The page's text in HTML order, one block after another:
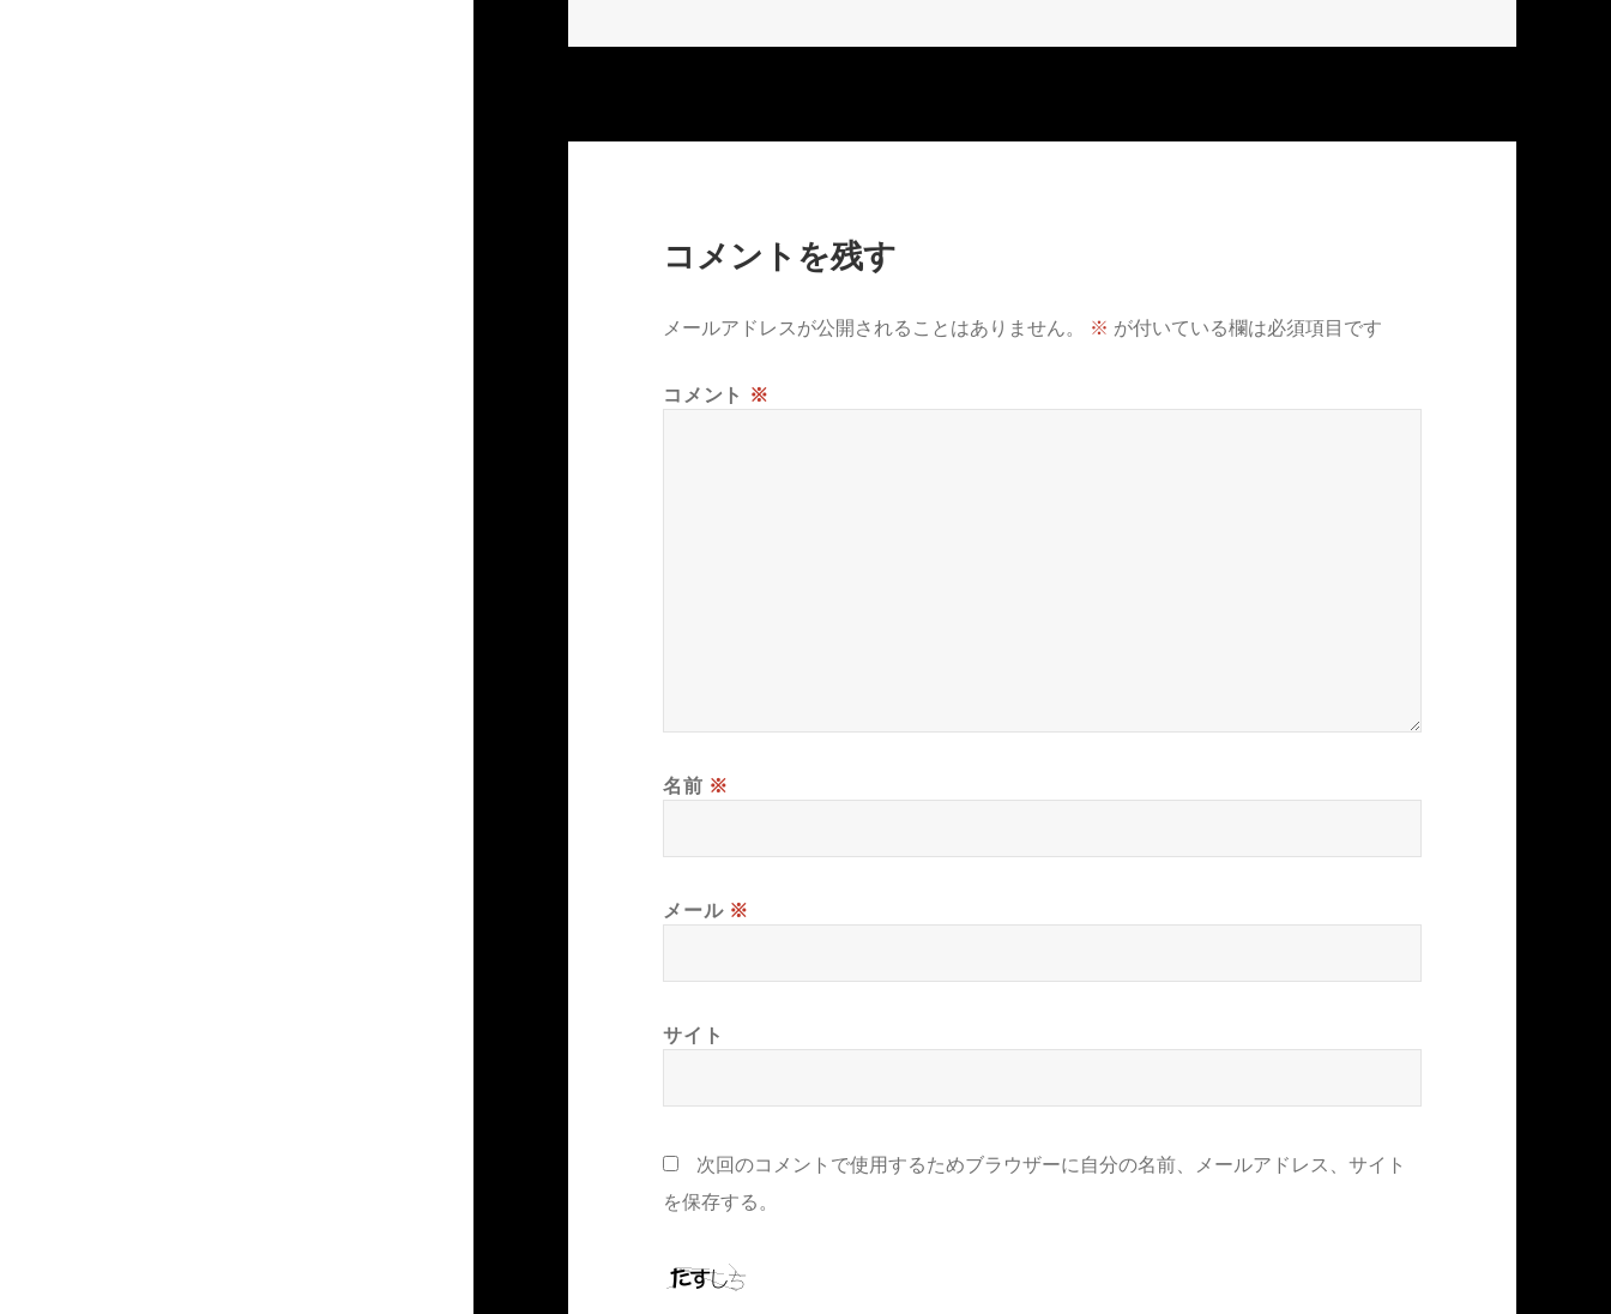
日:
者
コメントを残す
メールアドレスが公開されることはありません。 ※ が付いている欄は必須項目です
コメント ※
名前 ※
メール ※
サイト
次回のコメントで使用するためブラウザーに自分の名前、メールアドレス、サイト
を保存する。